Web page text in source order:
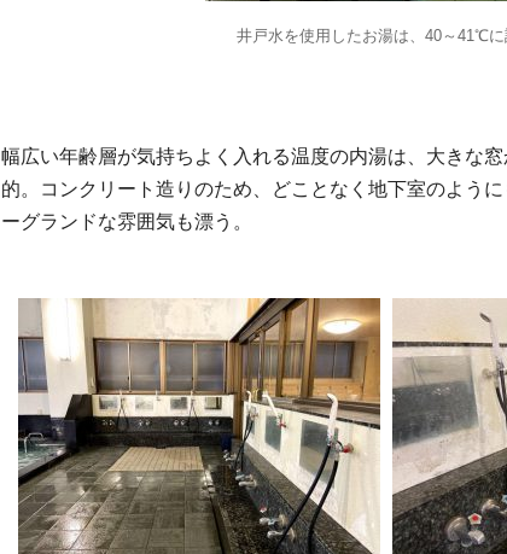
井戸水を使用したお湯は、40～41℃に
幅広い年齢層が気持ちよく入れる温度の内湯は、大きな
的。コンクリート造りのため、どことなく地下室のよう
ーグランドな雰囲気も漂う。